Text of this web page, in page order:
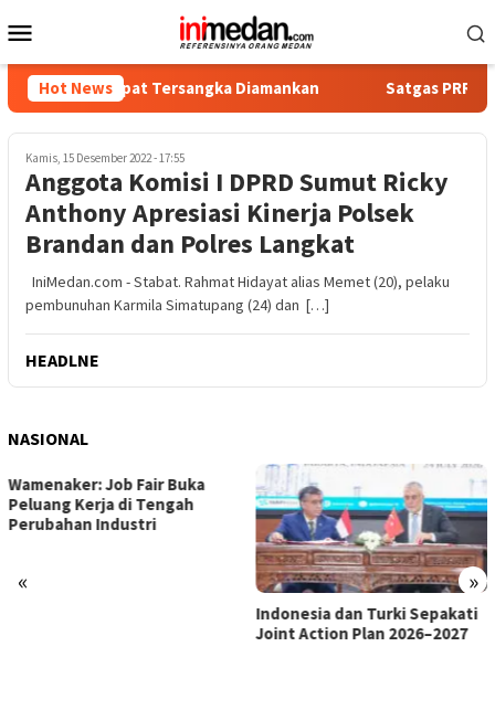
ke
Mobile
Hot News
Empat Tersangka Diamankan Satgas PRR Pacu
Kamis, 15 Desember 2022 - 17:55
Anggota Komisi I DPRD Sumut Ricky
Anthony Apresiasi Kinerja Polsek
Brandan dan Polres Langkat
IniMedan.com - Stabat. Rahmat Hidayat alias Memet (20), pelaku
pembunuhan Karmila Simatupang (24) dan […]
HEADLNE
NASIONAL
« »
Satgas PRR Pacu Realisasi
Tambahan TKD Aceh Rp1,65